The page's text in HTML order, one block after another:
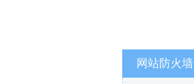
网站防火墙